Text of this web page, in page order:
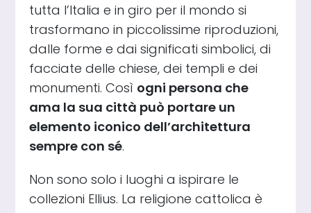
tutta l’Italia e in giro per il mondo si
trasformano in piccolissime riproduzioni,
dalle forme e dai significati simbolici, di
facciate delle chiese, dei templi e dei
monumenti. Così ogni persona che
ama la sua città può portare un
elemento iconico dell’architettura
sempre con sé.
Non sono solo i luoghi a ispirare le
collezioni Ellius. La religione cattolica è